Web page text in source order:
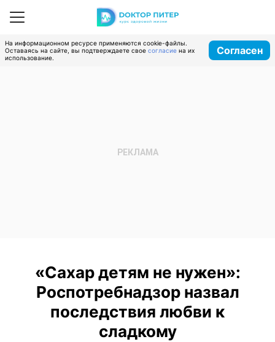
На информационном ресурсе применяются cookie-файлы.
Оставаясь на сайте, вы подтверждаете свое согласие на их
использование.
Согласен
«Сахар детям не нужен»:
Роспотребнадзор назвал
последствия любви к
сладкому